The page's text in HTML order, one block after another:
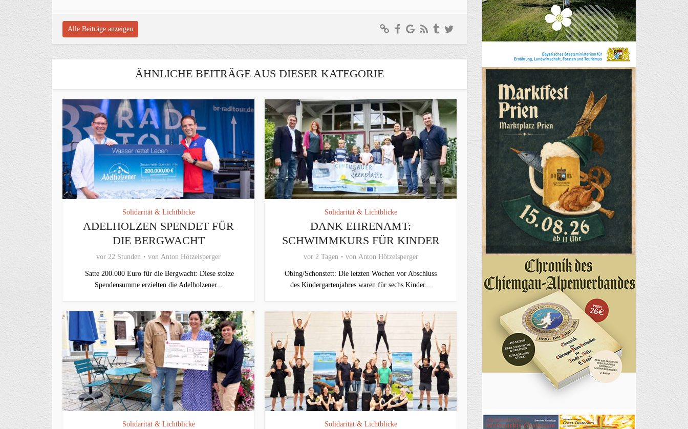
Alle Beiträge anzeigen
ÄHNLICHE BEITRÄGE AUS DIESER KATEGORIE
Solidarität & Lichtblicke
ADELHOLZEN SPENDET FÜR
DIE BERGWACHT
vor 22 Stunden von Anton Hötzelsperger
Satte 200.000 Euro für die Bergwacht: Diese stolze
Spendensumme erzielten die Adelholzener...
Solidarität & Lichtblicke
DANK EHRENAMT:
SCHWIMMKURS FÜR KINDER
vor 2 Tagen von Anton Hötzelsperger
Obing/Schonstett: Die letzten Wochen vor Abschluss
des Kindergartenjahres waren für sechs Kinder...
Solidarität & Lichtblicke Solidarität & Lichtblicke